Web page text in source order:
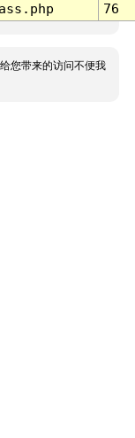
76
您带来的访问不便我